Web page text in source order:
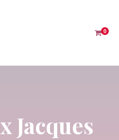
0
Jacques